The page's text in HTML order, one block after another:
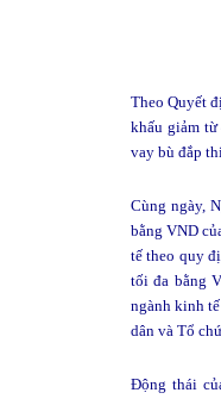
Theo Quyết
khấu giảm từ
vay bù đắp
Cùng ngày,
bằng VND
tế theo quy
tối đa bằng
ngành kinh
dân và Tổ
Động thái